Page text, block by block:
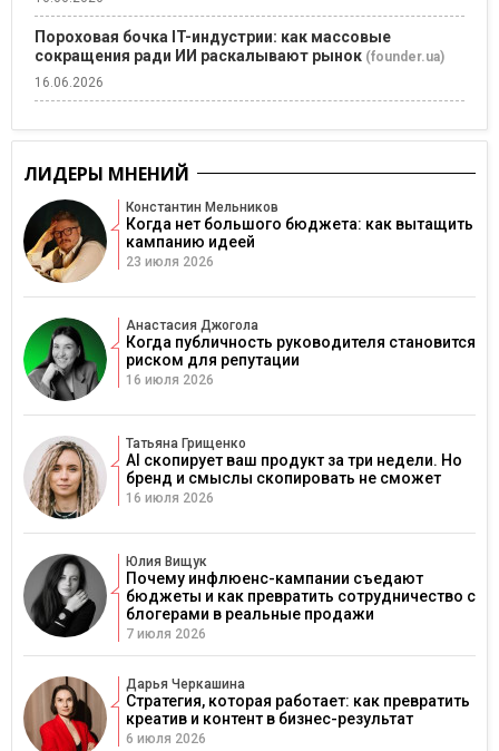
Пороховая бочка IT-индустрии: как массовые
сокращения ради ИИ раскалывают рынок (founder.ua)
16.06.2026
ЛИДЕРЫ МНЕНИЙ
Константин Мельников
Когда нет большого бюджета: как вытащить
кампанию идеей
23 июля 2026
Анастасия Джогола
Когда публичность руководителя становится
риском для репутации
16 июля 2026
Татьяна Грищенко
AI скопирует ваш продукт за три недели. Но
бренд и смыслы скопировать не сможет
16 июля 2026
Юлия Вищук
Почему инфлюенс-кампании съедают
бюджеты и как превратить сотрудничество с
блогерами в реальные продажи
7 июля 2026
Дарья Черкашина
Стратегия, которая работает: как превратить
креатив и контент в бизнес-результат
6 июля 2026